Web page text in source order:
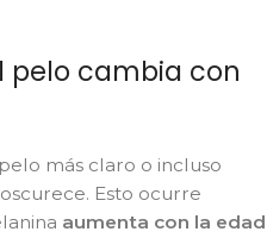
pelo cambia con
más claro o incluso
Esto ocurre
aumenta con la edad